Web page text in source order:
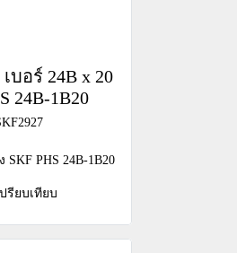
บอร์ 24B x 20
24B-1B20
SKF PHS 24B-1B20
ปรียบเทียบ